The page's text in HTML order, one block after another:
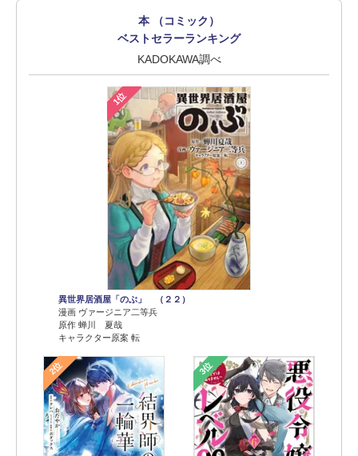
本 （コミック）
ベストセラーランキング
KADOKAWA調べ
1位
異世界居酒屋「のぶ」 （２２）
漫画 ヴァージニア二等兵
原作 蝉川 夏哉
キャラクター原案 転
2位 3位